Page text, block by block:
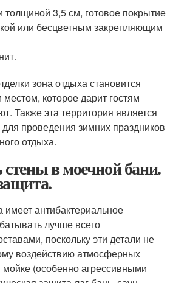
толщиной 3,5 см, готовое покрытие
или бесцветным закрепляющим
зона отдыха становится
которое дарит гостям
Также эта территория является
проведения зимних праздников
отдыха.
в моечной бани.
имеет антибактериальное
лучше всего
поскольку эти детали не
воздействию атмосферных
мойке (особенно агрессивными